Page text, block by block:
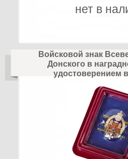
нет в
Войсковой знак
Донского в
удостоверением